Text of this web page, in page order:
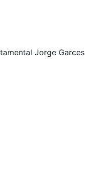
Jorge Garces